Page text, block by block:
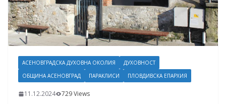
АСЕНОВГРАДСКА ДУХОВНА ОКОЛИЯ
ДУХОВНОСТ
ОБЩИНА АСЕНОВГРАД
ПАРАКЛИСИ ПЛОВДИВСКА ЕПАРХИЯ
11.12.2024 729 Views